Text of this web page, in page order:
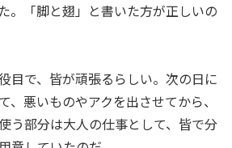
。「脚と翅」と書いた方が正しいの
目で、皆が頑張るらしい。次の日に
、悪いものやアクを出させてから、
う部分は大人の仕事として、皆で分